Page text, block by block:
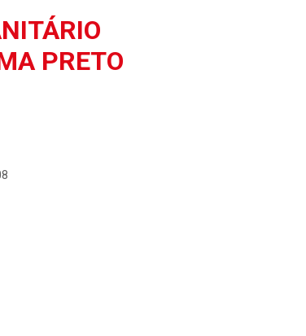
PRETO